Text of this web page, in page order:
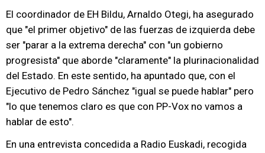
El coordinador de EH Bildu, Arnaldo Otegi, ha asegurado
que "el primer objetivo" de las fuerzas de izquierda debe
ser "parar a la extrema derecha" con "un gobierno
progresista" que aborde "claramente" la plurinacionalidad
del Estado. En este sentido, ha apuntado que, con el
Ejecutivo de Pedro Sánchez "igual se puede hablar" pero
"lo que tenemos claro es que con PP-Vox no vamos a
hablar de esto".
En una entrevista concedida a Radio Euskadi, recogida